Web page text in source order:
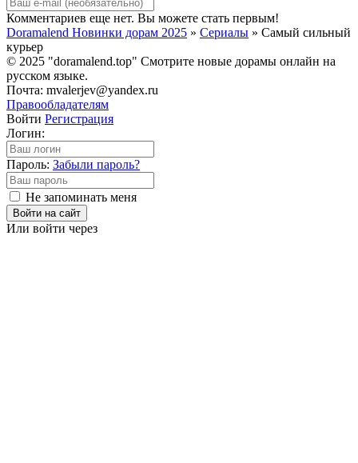
Комментариев еще нет. Вы можете стать первым!
Doramalend Новинки дорам 2025 » Сериалы » Самый сильный
курьер
© 2025 "doramalend.top" Смотрите новые дорамы онлайн на
русском языке.
Почта: mvalerjev@yandex.ru
Правообладателям
Войти Регистрация
Логин:
Пароль: Забыли пароль?
Не запоминать меня
Войти на сайт
Или войти через